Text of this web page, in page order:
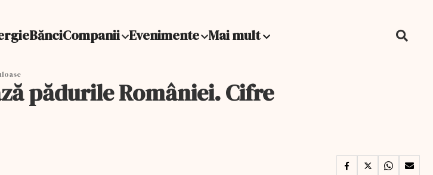
BănciCompanii Evenimente Mai mult
pădurile României. Cifre